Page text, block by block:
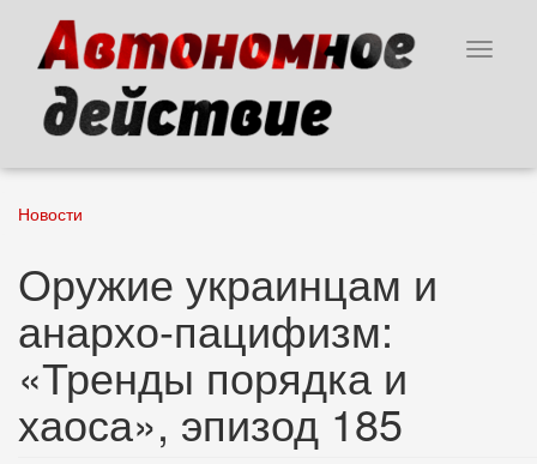
основному
содержанию
Toggle
Новости
Оружие украинцам и
анархо-пацифизм:
«Тренды порядка и
хаоса», эпизод 185